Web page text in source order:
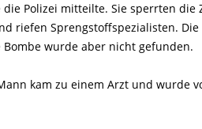
die Polizei mitteilte. Sie sperrten
riefen Sprengstoffspezialisten.
Bombe wurde aber nicht gefunden.
kam zu einem Arzt und wurde